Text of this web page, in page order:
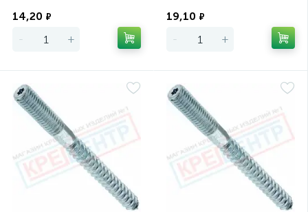
14,20 ₽
- +
19,10 ₽
- +